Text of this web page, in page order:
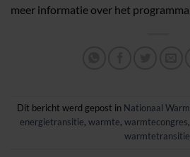
meer informatie over het programma.
Dit bericht werd gepost in Nationaal
energietransitie, warmte, warmtecongres,
warmtetransitie